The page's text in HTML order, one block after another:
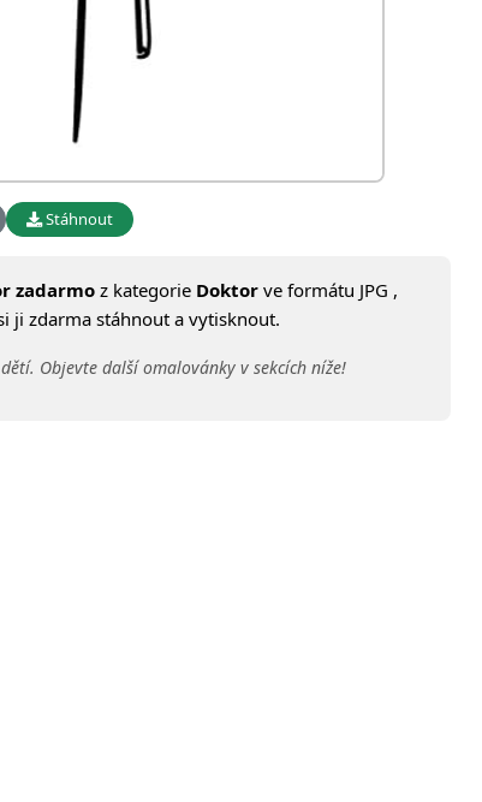
Stáhnout
zadarmoz kategorie Doktor ve formátu JPG ,
ji zdarma stáhnout a vytisknout.
Objevte další omalovánky v sekcích níže!